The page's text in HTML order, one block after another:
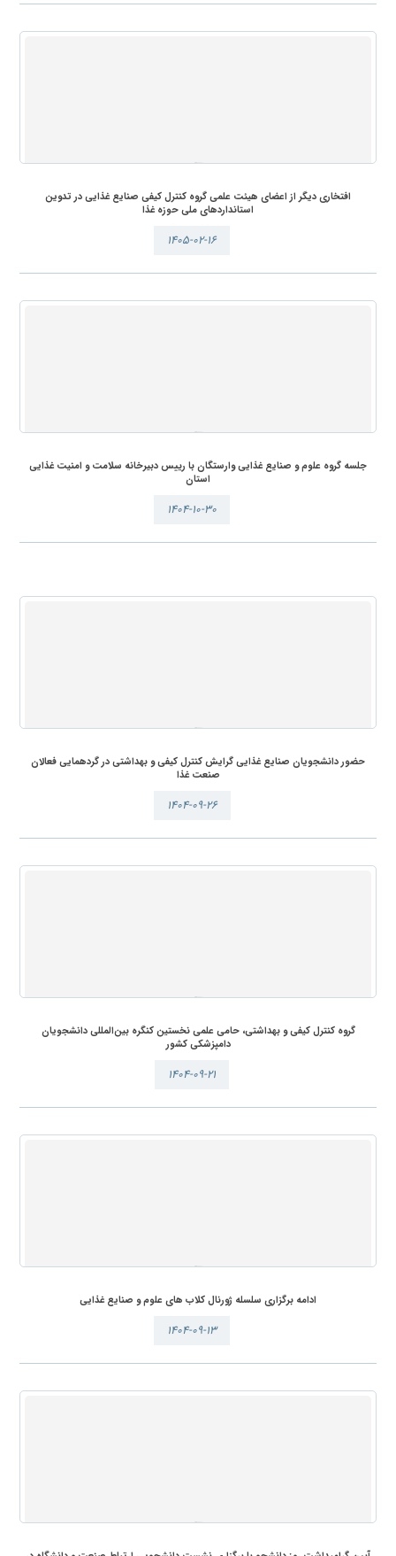
افتخاری دیگر از اعضای هیئت علمی گروه کنترل کیفی صنایع غذایی در تدوین
استانداردهای ملی حوزه غذا
۱۴۰۵-۰۲-۱۶
جلسه گروه علوم و صنایع غذایی وارستگان با رییس دبیرخانه سلامت و امنیت غذایی
استان
۱۴۰۴-۱۰-۳۰
حضور دانشجویان صنایع غذایی گرایش کنترل کیفی و بهداشتی در گردهمایی فعالان
صنعت غذا
۱۴۰۴-۰۹-۲۶
گروه کنترل کیفی و بهداشتی، حامی علمی نخستین کنگره بین‌المللی دانشجویان
دامپزشکی کشور
۱۴۰۴-۰۹-۲۱
ادامه برگزاری سلسله ژورنال کلاب های علوم و صنایع غذایی
۱۴۰۴-۰۹-۱۳